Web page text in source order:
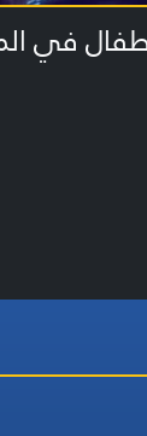
في